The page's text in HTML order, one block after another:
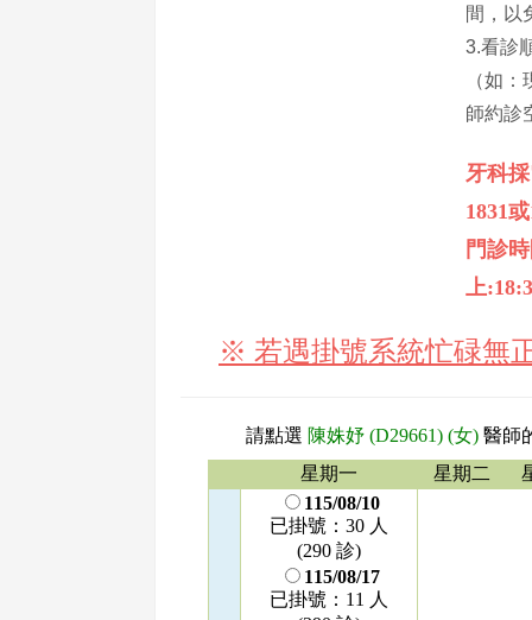
間，以
3.看診
（如
師約診
牙科
1831
門診
上
※ 若遇掛號系統忙碌無
請點選 陳姝妤 (D29661) (女) 醫師